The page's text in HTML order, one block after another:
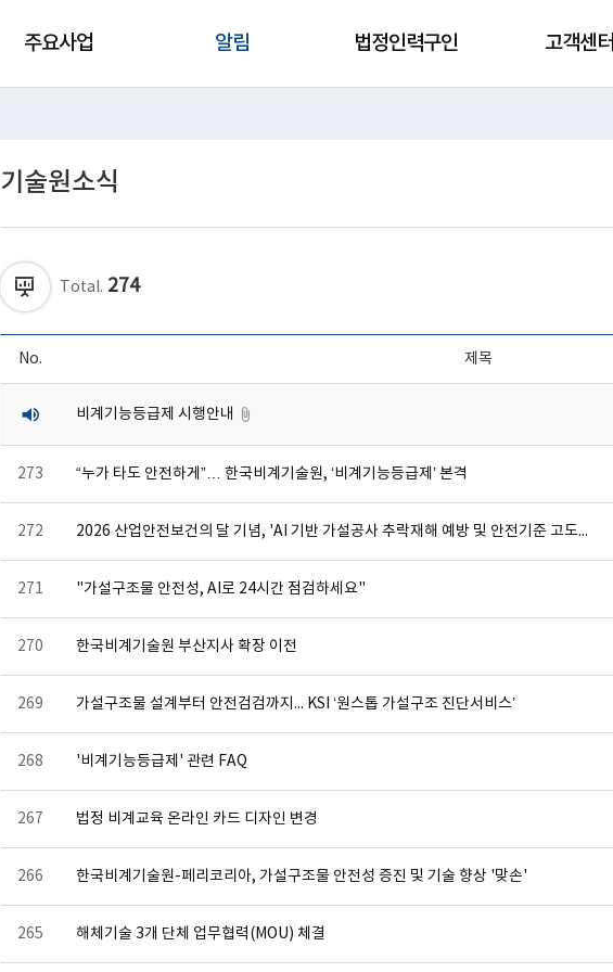
주요사업 알림 법정인력구인 고객센터
기술원소식
Total. 274
No. 제목
비계기능등급제 시행안내
273 “누가 타도 안전하게”… 한국비계기술원, ‘비계기능등급제’ 본격
272 2026 산업안전보건의 달 기념, 'AI 기반 가설공사 추락재해 예방 및 안전기준 고도...
271 "가설구조물 안전성, AI로 24시간 점검하세요"
270 한국비계기술원 부산지사 확장 이전
269 가설구조물 설계부터 안전검검까지... KSI ‘원스톱 가설구조 진단서비스’
268 '비계기능등급제' 관련 FAQ
267 법정 비계교육 온라인 카드 디자인 변경
266 한국비계기술원-페리코리아, 가설구조물 안전성 증진 및 기술 향상 '맞손'
265 해체기술 3개 단체 업무협력(MOU) 체결